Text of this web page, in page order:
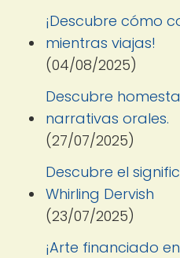
¡Descubre cómo
mientras viajas!
(04/08/2025)
Descubre
narrativas orales.
(27/07/2025)
Descubre el
Whirling Dervish
(23/07/2025)
¡Arte financiado